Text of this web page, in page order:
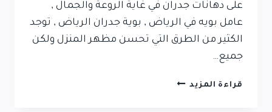
على دهانات جدران في غاية الروعة والجمال ,
عامل بويه في الرياض , بوية جدران الرياض , توجد
الكثير من الطرق التي تحسن مظهر المنزل ولكن
جميع…
قراءة المزيد